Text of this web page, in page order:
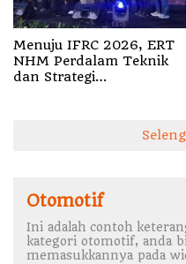
Menuju IFRC 2026, ERT
NHM Perdalam Teknik
dan Strategi
Otomotif
Ini adalah contoh
kategori otomotif, anda
memasukkannya pada